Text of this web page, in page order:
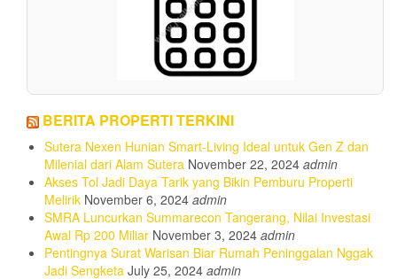
BERITA PROPERTI TERKINI
Sutera Nexen Hunian Smart-Living Ideal untuk Gen Z dan
Milenial dari Alam Sutera November 22, 2024 admin
Akses Tol Jadi Daya Tarik yang Bikin Pemburu Properti
Melirik November 6, 2024 admin
SMRA Luncurkan Summarecon Tangerang, Nilai Investasi
Awal Rp 200 Miliar November 3, 2024 admin
Pentingnya Surat Warisan Biar Rumah Peninggalan Nggak
Jadi Sengketa July 25, 2024 admin